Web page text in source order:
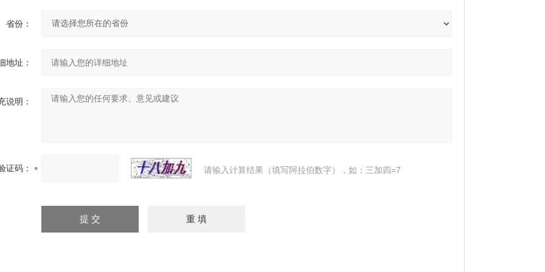
省份：
地址：
说明：
证码： 请输入计算结果（填写阿拉伯数字），如：三加四=7